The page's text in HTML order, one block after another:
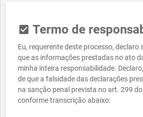
check_box Termo de
Eu, requerente deste processo, declaro
que as informações prestadas no ato
minha inteira responsabilidade.
de que a falsidade das declarações
na sanção penal prevista no art. 299
conforme transcrição abaixo: